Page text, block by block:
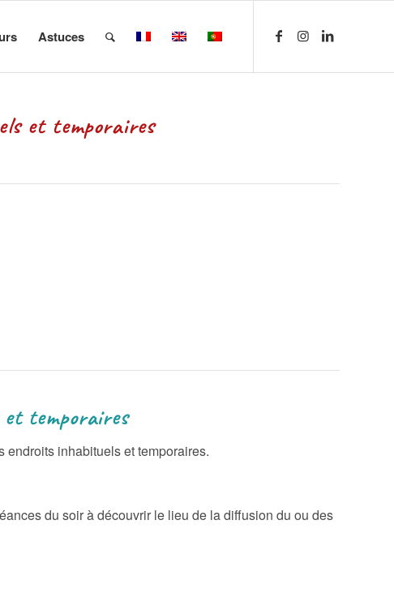
Astuces
temporaires
endroits inhabituels et temporaires.
du soir à découvrir le lieu de la diffusion du ou des